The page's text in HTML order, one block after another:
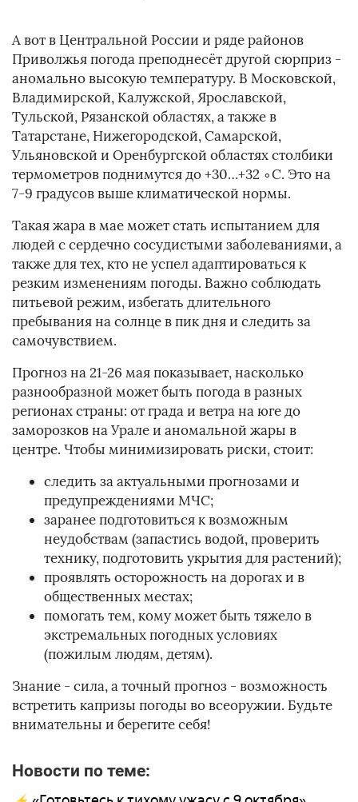
А вот в Центральной России и ряде районов
Приволжья погода преподнесёт другой сюрприз -
аномально высокую температуру. В Московской,
Владимирской, Калужской, Ярославской,
Тульской, Рязанской областях, а также в
Татарстане, Нижегородской, Самарской,
Ульяновской и Оренбургской областях столбики
термометров поднимутся до +30…+32 ∘C. Это на
7-9 градусов выше климатической нормы.
Такая жара в мае может стать испытанием для
людей с сердечно сосудистыми заболеваниями, а
также для тех, кто не успел адаптироваться к
резким изменениям погоды. Важно соблюдать
питьевой режим, избегать длительного
пребывания на солнце в пик дня и следить за
самочувствием.
Прогноз на 21-26 мая показывает, насколько
разнообразной может быть погода в разных
регионах страны: от града и ветра на юге до
заморозков на Урале и аномальной жары в
центре. Чтобы минимизировать риски, стоит:
следить за актуальными прогнозами и
предупреждениями МЧС;
заранее подготовиться к возможным
неудобствам (запастись водой, проверить
технику, подготовить укрытия для растений);
проявлять осторожность на дорогах и в
общественных местах;
помогать тем, кому может быть тяжело в
экстремальных погодных условиях
(пожилым людям, детям).
Знание - сила, а точный прогноз - возможность
встретить капризы погоды во всеоружии. Будьте
внимательны и берегите себя!
Новости по теме: